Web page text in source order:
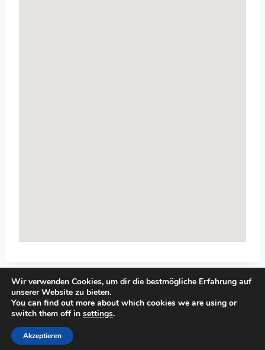
© 2026 Top-Systemisches-Coaching.de
Wir verwenden Cookies, um dir die bestmögliche Erfahrung auf
unserer Website zu bieten.
You can find out more about which cookies we are using or
switch them off in settings.
Akzeptieren